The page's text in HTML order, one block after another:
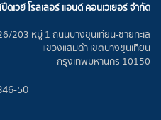
ดเวย์ โรลเลอร์ แอนด์ คอนเวเยอร์ จำกัด
203 หมู่ 1 ถนนบางขุนเทียน-ชายทะเล
แขวงแสมดำ เขตบางขุนเทียน
กรุงเทพมหานคร 10150
50